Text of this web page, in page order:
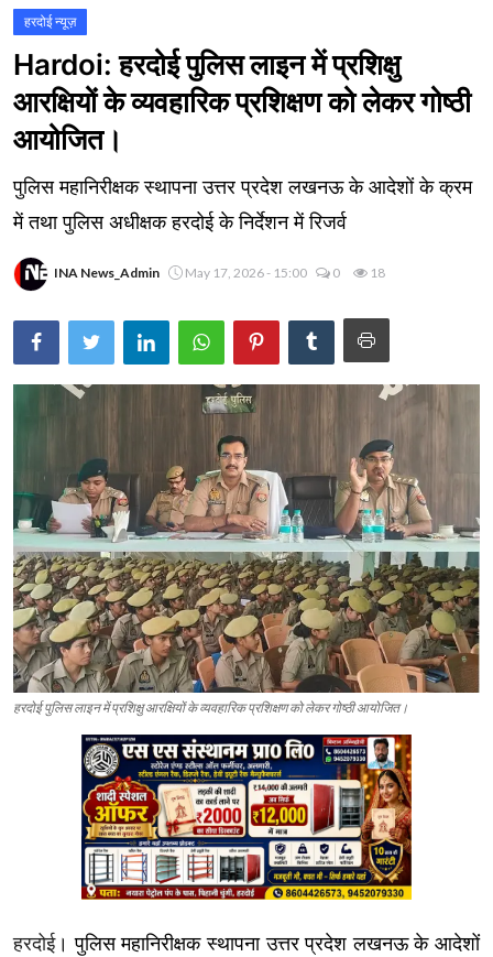
कृषि
नई दिल्ली
टेक्नोलॉजी / बिजनेस
वायरल न्यूज़
हरदोई न्यूज़
Hardoi: हरदोई पुलिस लाइन में प्रशिक्षु
आरक्षियों के व्यवहारिक प्रशिक्षण को लेकर गोष्ठी
आयोजित।
पुलिस महानिरीक्षक स्थापना उत्तर प्रदेश लखनऊ के आदेशों के क्रम
में तथा पुलिस अधीक्षक हरदोई के निर्देशन में रिजर्व
INA News_Admin May 17, 2026 - 15:00 0 18
हरदोई पुलिस लाइन में प्रशिक्षु आरक्षियों के व्यवहारिक प्रशिक्षण को लेकर गोष्ठी आयोजित।
हरदोई। पुलिस महानिरीक्षक स्थापना उत्तर प्रदेश लखनऊ के आदेशों